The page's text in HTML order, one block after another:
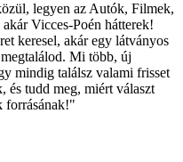
legyen az Autók, Filmek,
Vicces-Poén hátterek!
keresel, akár egy látványos
Mi több, új
mindig találsz valami frisset
és tudd meg, miért választ
forrásának!"